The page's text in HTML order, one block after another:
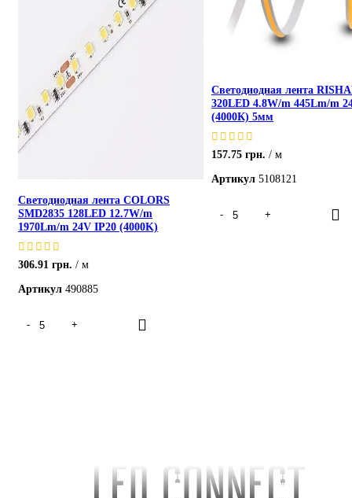
Светодиодная лента COLORS
SMD2835 128LED 12.7W/m
1970Lm/m 24V IP20 (4000K)
306.91 грн.
м
Артикул 490885
Светодиодная лента
320LED 4.8W/m 445Lm/m
(4000К) 5мм
157.75 грн.
м
Артикул 5108121